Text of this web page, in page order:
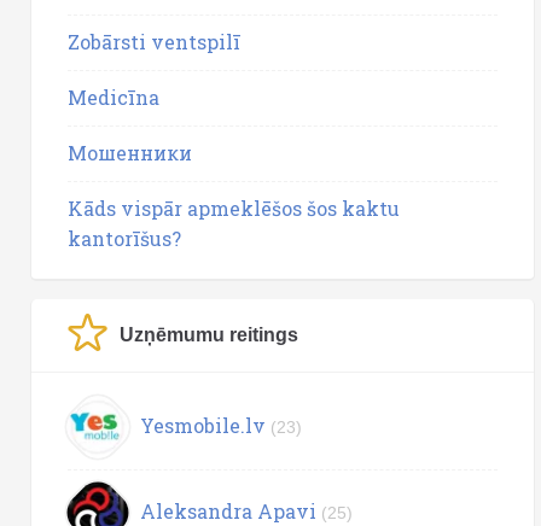
Zobārsti ventspilī
Medicīna
Мошенники
Kāds vispār apmeklēšos šos kaktu
kantorīšus?
Uzņēmumu reitings
Yesmobile.lv (23)
Aleksandra Apavi (25)